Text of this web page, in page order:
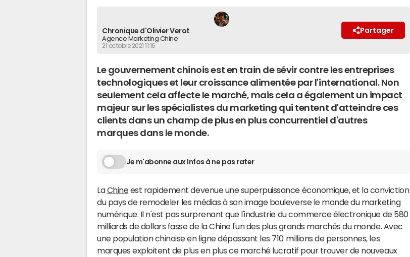
Chronique d'Olivier Verot
Agence Marketing Chine
21 octobre 2021 11:16
Partager
Le gouvernement chinois est en train de sévir contre les entreprises
technologiques et leur croissance alimentée par l'international. Non
seulement cela affecte le marché, mais cela a également un impact
majeur sur les spécialistes du marketing qui tentent d'atteindre ces
clients dans un champ de plus en plus concurrentiel d'autres
marques dans le monde.
Je m'abonne aux Infos à ne pas rater
LaChineest rapidement devenue une superpuissance économique, et la conviction
du pays de remodeler les médias à son image bouleverse le monde du marketing
numérique. Il n'est pas surprenant que l'industrie du commerce électronique de 580
milliards de dollars fasse de la Chine l'un des plus grands marchés du monde. Avec
une population chinoise en ligne dépassant les 710 millions de personnes, les
marques exploitent de plus en plus ce marché lucratif pour trouver de nouveaux